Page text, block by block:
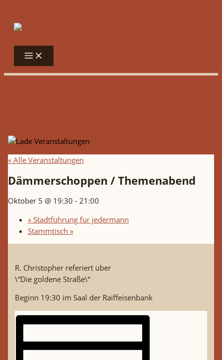
« Alle Veranstaltungen
Dämmerschoppen / Themenabend
Oktober 5 @ 19:30 - 21:00
«Stadtführung für jedermann
Stammtisch »
R. Christopher referiert über
\“Die goldene Straße\“
Beginn 19:30 im Saal der Raiffeisenbank